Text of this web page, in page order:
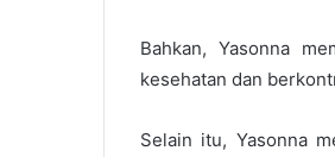
Bahkan, Yasonna
kesehatan dan
Selain itu, Yasonna